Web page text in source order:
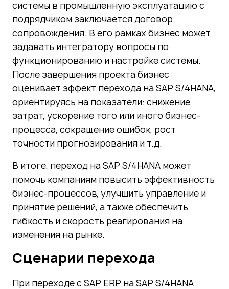
системы в промышленную эксплуатацию с
подрядчиком заключается договор
сопровождения. В его рамках бизнес может
задавать интегратору вопросы по
функционированию и настройке системы.
После завершения проекта бизнес
оценивает эффект перехода на SAP S/4HANA,
ориентируясь на показатели: снижение
затрат, ускорение того или иного бизнес-
процесса, сокращение ошибок, рост
точности прогнозирования и т.д.
В итоге, переход на SAP S/4HANA может
помочь компаниям повысить эффективность
бизнес-процессов, улучшить управление и
принятие решений, а также обеспечить
гибкость и скорость реагирования на
изменения на рынке.
Сценарии перехода
При переходе с SAP ERP на SAP S/4HANA